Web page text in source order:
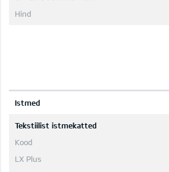
Istmed
Tekstiilist istmekatted